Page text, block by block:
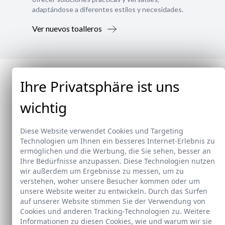
adaptándose a diferentes estilos y necesidades.
Ver nuevos toalleros
Ihre Privatsphäre ist uns
wichtig
Diese Website verwendet Cookies und Targeting
Technologien um Ihnen ein besseres Internet-Erlebnis zu
ermöglichen und die Werbung, die Sie sehen, besser an
Ihre Bedürfnisse anzupassen. Diese Technologien nutzen
wir außerdem um Ergebnisse zu messen, um zu
verstehen, woher unsere Besucher kommen oder um
unsere Website weiter zu entwickeln. Durch das Surfen
auf unserer Website stimmen Sie der Verwendung von
Cookies und anderen Tracking-Technologien zu. Weitere
Informationen zu diesen Cookies, wie und warum wir sie